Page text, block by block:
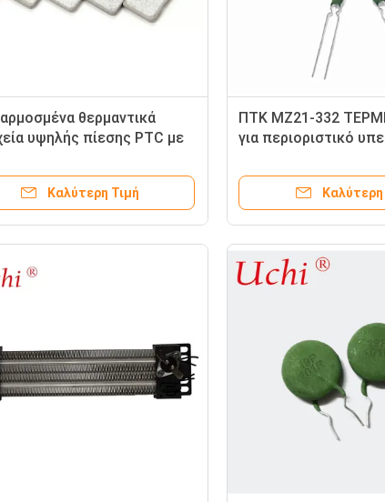
θερμαντικά
υψηλής πίεσης PTC με
μπουκαλιών
εξαρτήματα θέρμανσης
Καλύτερη Τιμή
ΠΤΚ MZ21-332
για περιοριστικό
Καλύτερη